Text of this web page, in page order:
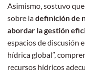
Asimismo, sostuvo
sobre ladefinición de
abordar la gestión
espacios de discusión
hídrica global”,
recursos hídricos